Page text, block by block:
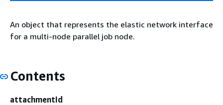
An object that represents the elastic network interface
for a multi-node parallel job node.
Contents
attachmentId